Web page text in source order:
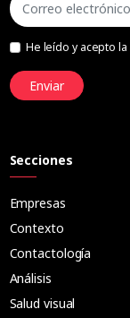
He leído y acepto la
Enviar
Secciones
Empresas
Contexto
Contactología
Análisis
Salud visual